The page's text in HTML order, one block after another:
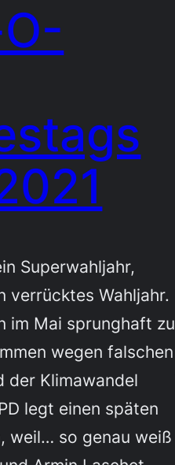
Superwahljahr,
verrücktes Wahljahr.
im Mai sprunghaft zu
wegen falschen
der Klimawandel
legt einen späten
weil… so genau weiß